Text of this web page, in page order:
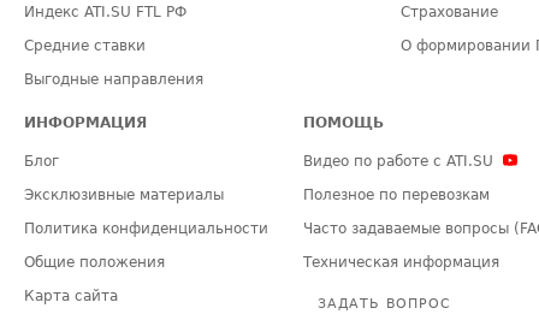
Индекс ATI.SU FTL РФ
Средние ставки
Выгодные направления
Страхование
О формировании
ИНФОРМАЦИЯ
Блог
Эксклюзивные материалы
Политика конфиденциальности
Общие положения
Карта сайта
ПОМОЩЬ
Видео по работе с ATI.SU
Полезное по перевозкам
Часто задаваемые вопросы
Техническая информация
ЗАДАТЬ ВОПРОС